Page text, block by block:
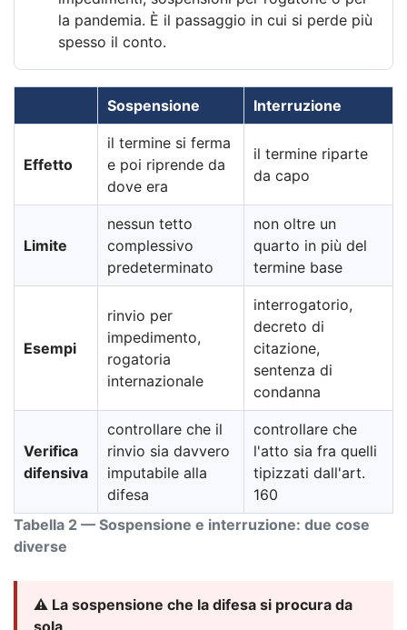
la pandemia. È il passaggio in cui si perde più
spesso il conto.
Tabella 2 — Sospensione e interruzione: due cose
diverse
Sospensione Interruzione
Effetto
il termine si ferma
e poi riprende da
dove era
il termine riparte
da capo
Limite
nessun tetto
complessivo
predeterminato
non oltre un
quarto in più del
termine base
Esempi
rinvio per
impedimento,
rogatoria
internazionale
interrogatorio,
decreto di
citazione,
sentenza di
condanna
Verifica
difensiva
controllare che il
rinvio sia davvero
imputabile alla
difesa
controllare che
l'atto sia fra quelli
tipizzati dall'art.
160
⚠️ La sospensione che la difesa si procura da
sola